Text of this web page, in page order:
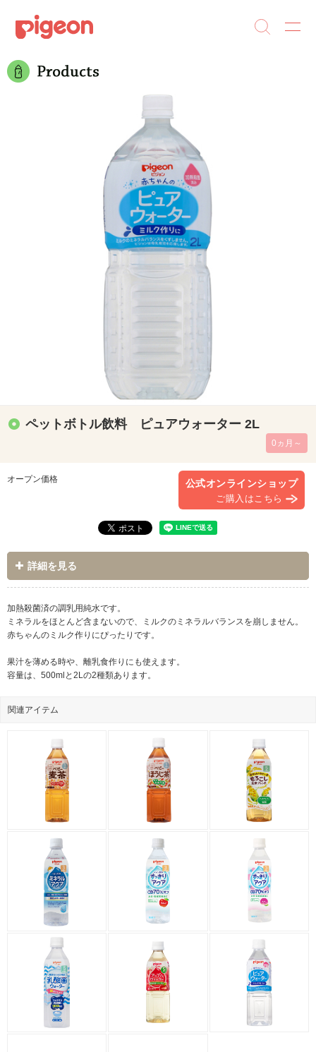
ペットボトル飲料 ピュアウォーター 2L
0ヵ月～
オープン価格 公式オンラインショップ
ご購入はこちら
詳細を見る
加熱殺菌済の調乳用純水です。
ミネラルをほとんど含まないので、ミルクのミネラルバランスを崩しません。
赤ちゃんのミルク作りにぴったりです。
果汁を薄める時や、離乳食作りにも使えます。
容量は、500mlと2Lの2種類あります。
関連アイテム